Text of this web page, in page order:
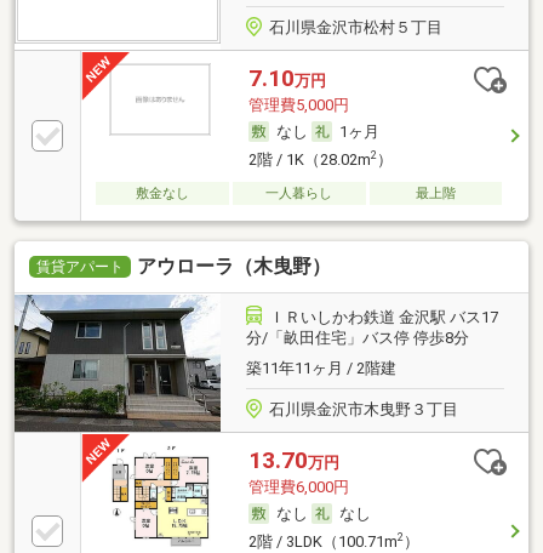
石川県金沢市松村５丁目
7.10万円
管理費5,000円
なし
1ヶ月
2階 / 1K（28.02m2）
敷金なし 一人暮らし 最上階
賃貸アパート アウローラ（木曳野）
ＩＲいしかわ鉄道 金沢駅 バス17
分/「畝田住宅」バス停 停歩8分
築11年11ヶ月 / 2階建
石川県金沢市木曳野３丁目
13.70万円
管理費6,000円
なし
なし
2階 / 3LDK（100.71m2）